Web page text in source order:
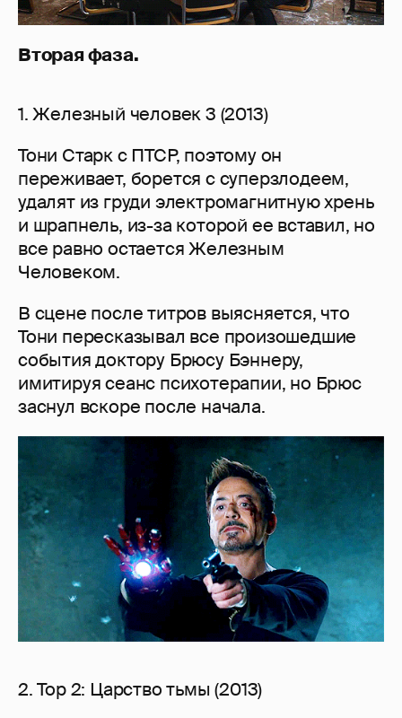
Вторая фаза.
1. Железный человек 3 (2013)
Тони Старк с ПТСР, поэтому он
переживает, борется с суперзлодеем,
удалят из груди электромагнитную хрень
и шрапнель, из-за которой ее вставил, но
все равно остается Железным
Человеком.
В сцене после титров выясняется, что
Тони пересказывал все произошедшие
события доктору Брюсу Бэннеру,
имитируя сеанс психотерапии, но Брюс
заснул вскоре после начала.
2. Тор 2: Царство тьмы (2013)